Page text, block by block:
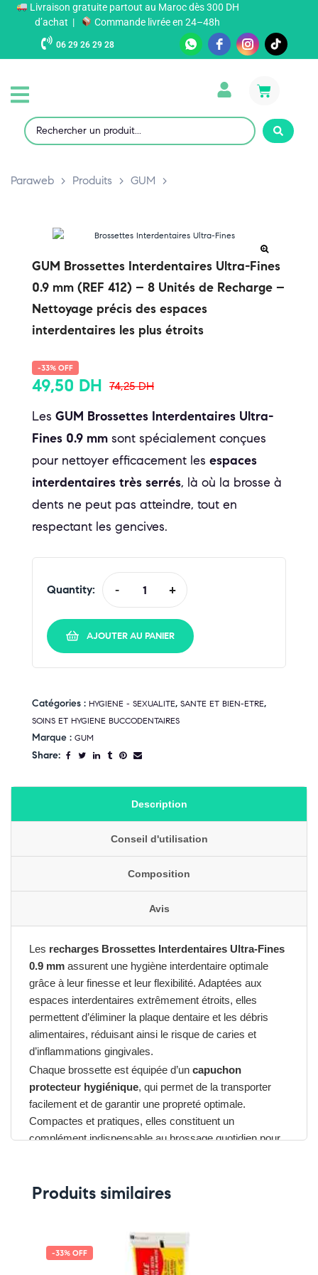
Livraison gratuite partout au Maroc dès 300 DH
d’achat |
Commande livrée en 24–48h
06 29 26 29 28
Paraweb > Produits > GUM >
GUM Brossettes Interdentaires Ultra-Fines
0.9 mm (REF 412) – 8 Unités de Recharge –
Nettoyage précis des espaces
interdentaires les plus étroits
-33% OFF
74,25DH
49,50 DH
Les GUM Brossettes Interdentaires Ultra-
Fines 0.9 mm sont spécialement conçues
pour nettoyer efficacement les espaces
interdentaires très serrés, là où la brosse à
dents ne peut pas atteindre, tout en
respectant les gencives.
Quantity: - +
AJOUTER AU PANIER
Catégories : HYGIENE - SEXUALITE, SANTE ET BIEN-ETRE,
SOINS ET HYGIENE BUCCODENTAIRES
Marque : GUM
Share:
Description
Conseil d'utilisation
Composition
Avis
Les recharges Brossettes Interdentaires Ultra-Fines
0.9 mm assurent une hygiène interdentaire optimale
grâce à leur finesse et leur flexibilité. Adaptées aux
espaces interdentaires extrêmement étroits, elles
permettent d’éliminer la plaque dentaire et les débris
alimentaires, réduisant ainsi le risque de caries et
d’inflammations gingivales.
Chaque brossette est équipée d’un capuchon
protecteur hygiénique, qui permet de la transporter
facilement et de garantir une propreté optimale.
Compactes et pratiques, elles constituent un
complément indispensable au brossage quotidien pour
Avantages du Brossettes
➤ Diamètre ultra-fin (0.9 mm) idéal pour les espaces les
plus serrés
➤ Tige souple et recouverte de nylon pour un confort
Produits similaires
-33% OFF